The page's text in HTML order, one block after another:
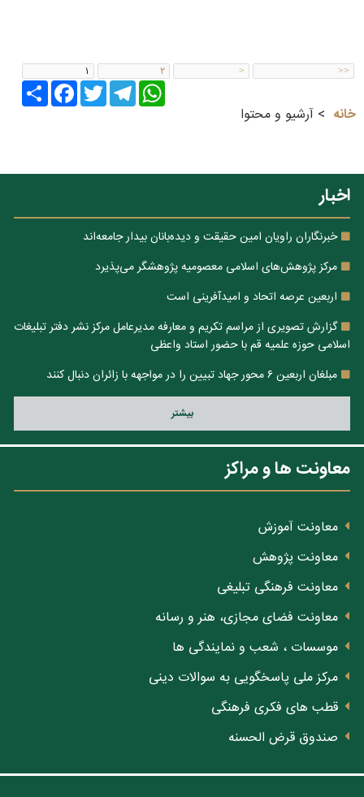
۱ ۲ > >>
Share
FacebookTwitter
Telegram
WhatsApp
خانه
آرشیو و محتوا
اخبار
خبرنگاران راویان امین حقیقت و دیده‌بانان بیدار جامعه‌اند
مرکز پژوهش‌های اسلامی معصومیه پژوهشگر می‌پذیرد
اربعین عرصه اتحاد و امیدآفرینی است
گزارش تصویری از مراسم تکریم و معارفه مدیرعامل مرکز نشر دفتر تبلیغات
اسلامی حوزه علمیه قم با حضور استاد واعظی
مبلغان اربعین ۶ محور جهاد تبیین را در مواجهه با زائران دنبال کنند
بيشتر
معاونت ها و مراکز
معاونت آموزش
معاونت پژوهش
معاونت فرهنگی تبلیغی
معاونت فضای مجازی، هنر و رسانه
موسسات ، شعب و نمایندگی ها
مرکز ملی پاسخگویی به سوالات دینی
قطب های فکری فرهنگی
صندوق قرض الحسنه